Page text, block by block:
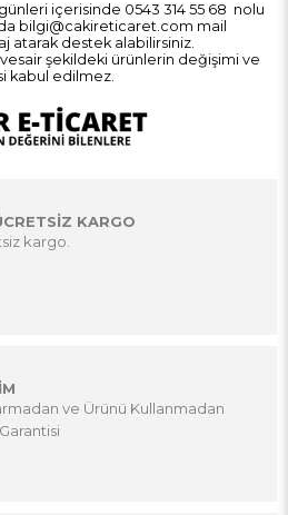
içerisinde 0543 314 55 68 nolu
bilgi@cakireticaret.com mail
atarak destek alabilirsiniz.
vesair şekildeki ürünlerin değişimi ve
kabul edilmez.
KARGO
kargo.
ve Ürünü Kullanmadan